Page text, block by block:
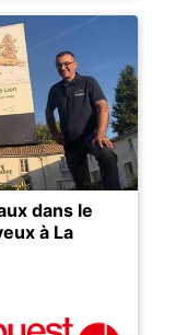
dans le
à La